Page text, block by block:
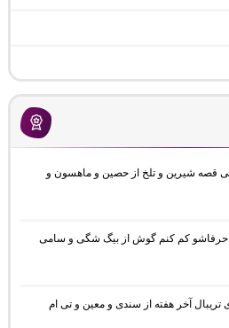
قصه شیرین و تلخ از حصین و ماهسون و
حرفاشو کم کنم گوش از بیگ شگی و سامی
تریبال آخر هفته از سندی و معین و تی ام